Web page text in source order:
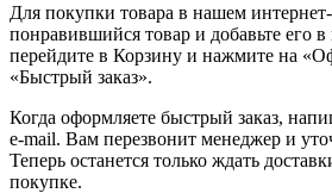
Для покупки товара в нашем
понравившийся товар и добавьте его в
перейдите в Корзину и нажмите на
«Быстрый заказ».
Когда оформляете быстрый заказ,
e-mail. Вам перезвонит менеджер и
Теперь останется только ждать
покупке.